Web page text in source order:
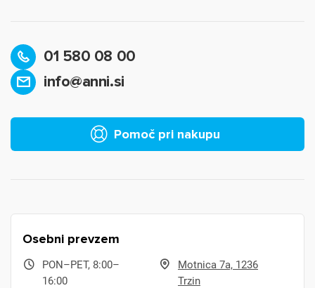
01 580 08 00
info@anni.si
Pomoč pri nakupu
Osebni prevzem
PON–PET, 8:00–
16:00
Motnica 7a, 1236
Trzin